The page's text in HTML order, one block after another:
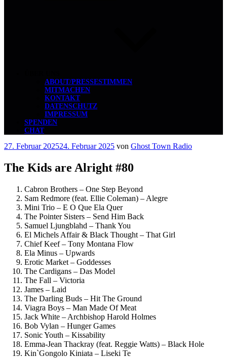
ABOUT/PRESSESTIMMEN
MITMACHEN
KONTAKT
DATENSCHUTZ
IMPRESSUM
SPENDEN
CHAT
Veröffentlicht
27. Februar 202524. Februar 2025 von Ghost Town Radio
The Kids are Alright #80
Cabron Brothers – One Step Beyond
Sam Redmore (feat. Ellie Coleman) – Alegre
Mini Trio – E O Que Ela Quer
The Pointer Sisters – Send Him Back
Samuel Ljungblahd – Thank You
El Michels Affair & Black Thought – That Girl
Chief Keef – Tony Montana Flow
Ela Minus – Upwards
Erotic Market – Goddesses
The Cardigans – Das Model
The Fall – Victoria
James – Laid
The Darling Buds – Hit The Ground
Viagra Boys – Man Made Of Meat
Jack White – Archbishop Harold Holmes
Bob Vylan – Hunger Games
Sonic Youth – Kissability
Emma-Jean Thackray (feat. Reggie Watts) – Black Hole
Kin`Gongolo Kiniata – Liseki Te